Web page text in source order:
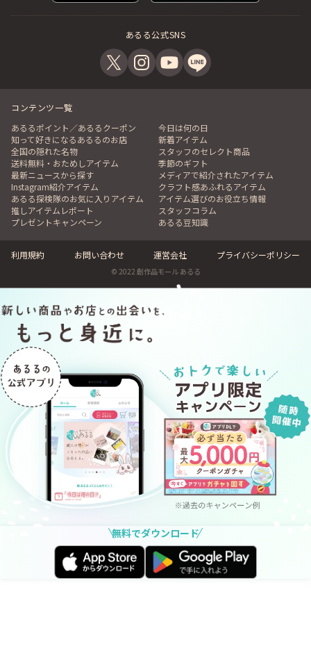
あるる公式SNS
コンテンツ一覧
あるるポイント／あるるクーポン
今日は何の日
知って好きになるあるるのお店
新着アイテム
全国の隠れた名物
スタッフのセレクト商品
送料無料・おためしアイテム
季節のギフト
最新ニュースから探す
メディアで紹介されたアイテム
Instagram紹介アイテム
クラフト感あふれるアイテム
あるる探検隊のお気に入りアイテム
アイテム選びのお役立ち情報
推しアイテムレポート
スタッフコラム
プレゼントキャンペーン
あるる豆知識
利用規約 お問い合わせ 運営会社 プライバシーポリシー
© 2022 創作品モール あるる
無料でダウンロード